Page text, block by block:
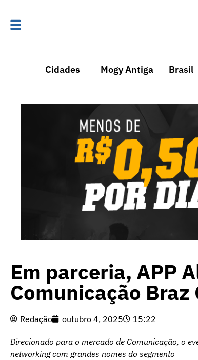
Cidades Mogy Antiga Brasil
Em parceria, APP
Comunicação Braz
Redação outubro 4, 2025 15:22
Direcionado para o mercado de Comunicação, o
networking com grandes nomes do segmento